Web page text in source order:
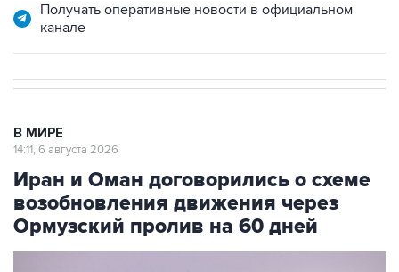
Получать оперативные новости в официальном
канале
В МИРЕ
14:11, 6 августа 2026
Иран и Оман договорились о схеме
возобновления движения через
Ормузский пролив на 60 дней